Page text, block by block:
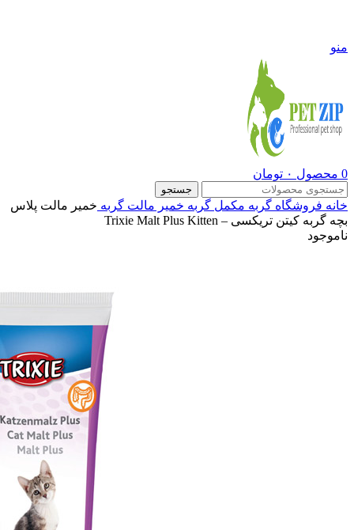
منو
0 محصول ۰ تومان
جستجو
خانه فروشگاه گربه مکمل گربه خمیر مالت گربه خمیر مالت پلاس
بچه گربه کیتن تریکسی – Trixie Malt Plus Kitten
ناموجود